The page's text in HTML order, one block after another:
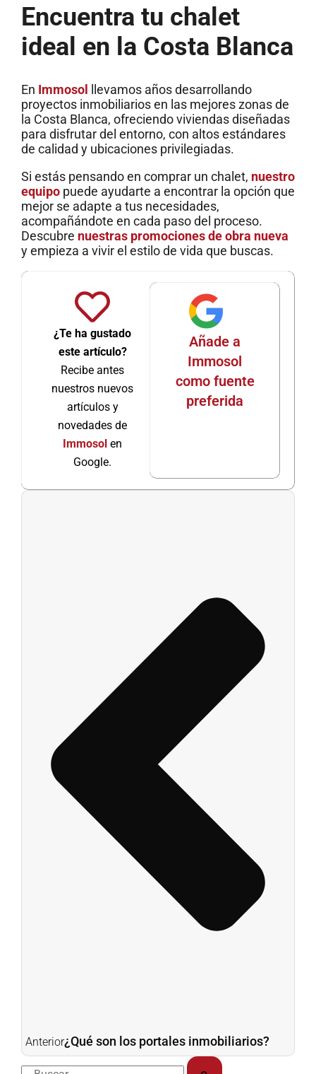
Buscar
Encuentra tu chalet
ideal en la Costa Blanca
En Immosol
llevamos años desarrollando
proyectos inmobiliarios en las mejores zonas de
la Costa Blanca, ofreciendo viviendas diseñadas
para disfrutar del entorno, con altos estándares
de calidad y ubicaciones privilegiadas.
Si estás pensando en comprar un chalet, nuestro
equipopuede ayudarte a encontrar la opción que
mejor se adapte a tus necesidades,
acompañándote en cada paso del proceso.
Descubre nuestras promociones de obra nueva
y empieza a vivir el estilo de vida que buscas.
¿Te ha gustado
este artículo?
Recibe antes
nuestros nuevos
artículos y
novedades de
Immosol en
Google.
Añade a
Immosol
como fuente
preferida
Ant
Anterior¿Qué son los portales inmobiliarios?